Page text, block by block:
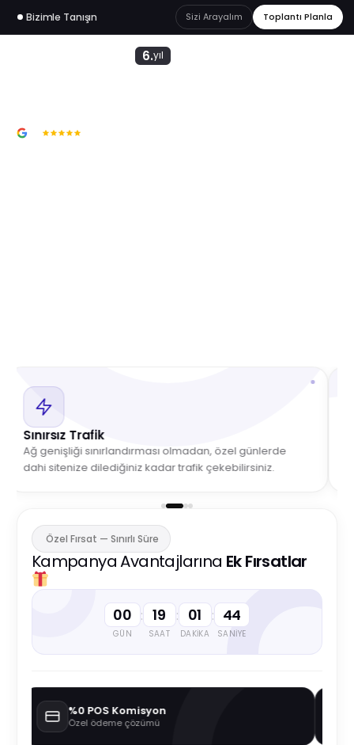
Bizimle Tanışın Sizi Arayalım Toplantı Planla
6.yıl
Sınırsız Trafik
Ağ genişliği sınırlandırması olmadan, özel günlerde
dahi sitenize dilediğiniz kadar trafik çekebilirsiniz.
Özel Fırsat — Sınırlı Süre
Kampanya Avantajlarına Ek Fırsatlar
00
GÜN
: 19
SAAT
: 01
DAKIKA
: 44
SANIYE
%0 POS Komisyon
Özel ödeme çözümü